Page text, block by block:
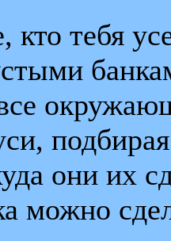
кто тебя
они их
можно